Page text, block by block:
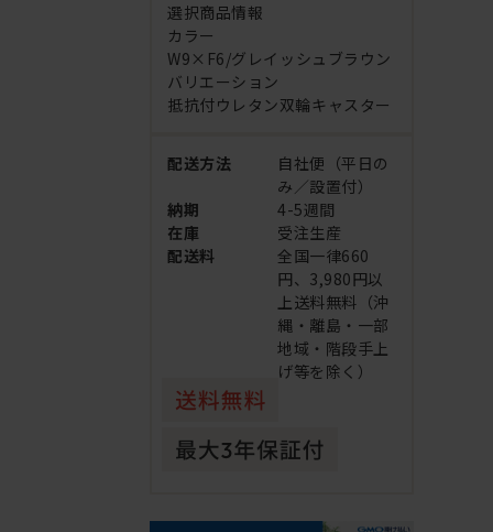
選択商品情報
カラー
W9×F6/グレイッシュブラウン
バリエーション
抵抗付ウレタン双輪キャスター
配送方法
自社便（平日の
み／設置付）
納期
4-5週間
在庫
受注生産
配送料
全国一律660
円、3,980円以
上送料無料（沖
縄・離島・一部
地域・階段手上
げ等を除く）